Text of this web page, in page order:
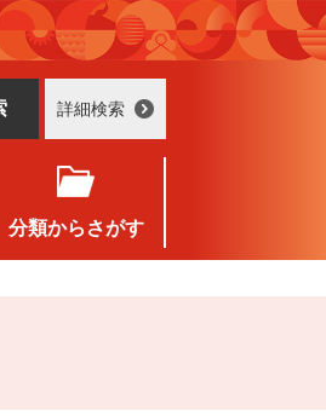
詳細検索
分類からさがす